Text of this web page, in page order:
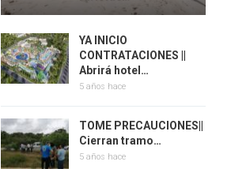
YA INICIO
CONTRATACIONES ||
Abrirá hotel…
5 años hace
TOME PRECAUCIONES||
Cierran tramo…
5 años hace